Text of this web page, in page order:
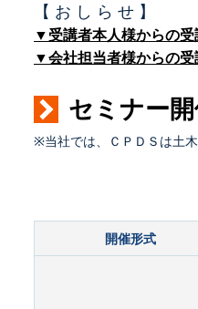
【 お し ら せ 】
▼受講者本人様からの
▼会社担当者様からの
セミナー
※当社では、ＣＰＤＳは土
開催形式